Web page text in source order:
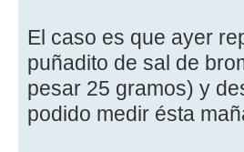
El caso es que ayer
puñadito de sal de
pesar 25 gramos) y
podido medir ésta